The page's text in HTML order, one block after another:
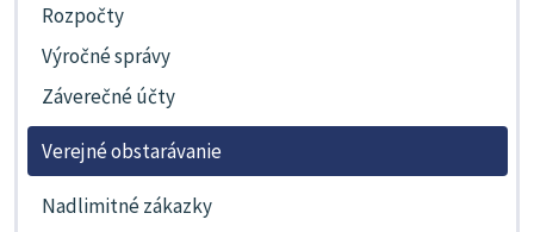
Rozpočty
Výročné správy
Záverečné účty
Verejné obstarávanie
Nadlimitné zákazky